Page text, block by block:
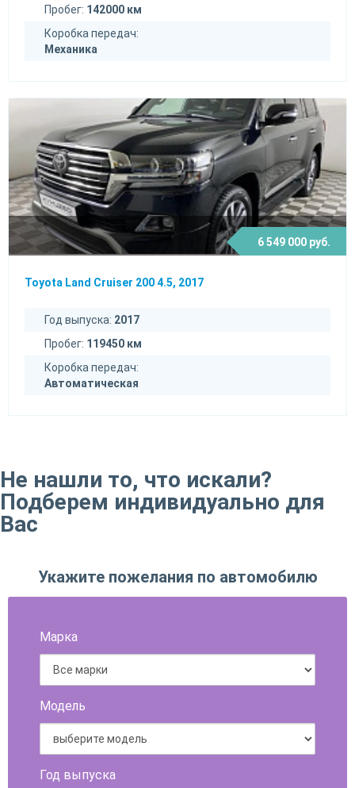
Пробег: 142000 км
Коробка передач:
Механика
6 549 000 руб.
Toyota Land Cruiser 200 4.5, 2017
Год выпуска: 2017
Пробег: 119450 км
Коробка передач:
Автоматическая
Не нашли то, что искали?
Подберем индивидуально для
Вас
Укажите пожелания по автомобилю
Марка
Модель
Год выпуска